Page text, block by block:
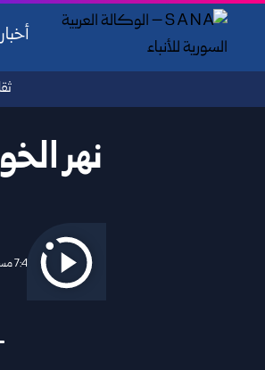
نهر
2026/04/17 7:48 مساءً